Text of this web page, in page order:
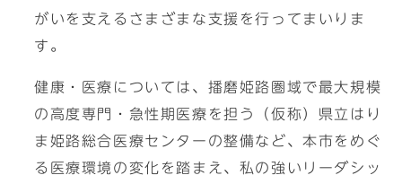
がいを支えるさまざまな支援を行ってまいりま
す。
健康・医療については、播磨姫路圏域で最大規模
の高度専門・急性期医療を担う（仮称）県立はり
ま姫路総合医療センターの整備など、本市をめぐ
る医療環境の変化を踏まえ、私の強いリーダシッ